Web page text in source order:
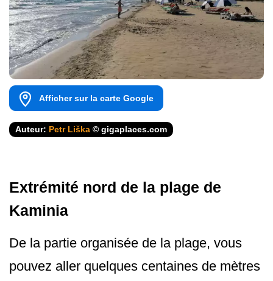
Afficher sur la carte Google
Auteur: Petr Liška © gigaplaces.com
Extrémité nord de la plage de
Kaminia
De la partie organisée de la plage, vous
pouvez aller quelques centaines de mètres